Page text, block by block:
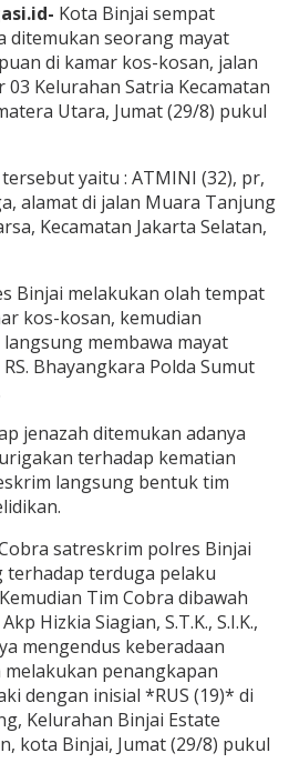
Kota Binjai sempat
ditemukan seorang mayat
di kamar kos-kosan, jalan
Kelurahan Satria Kecamatan
Utara, Jumat (29/8) pukul
yaitu : ATMINI (32), pr,
alamat di jalan Muara Tanjung
Kecamatan Jakarta Selatan,
Binjai melakukan olah tempat
kos-kosan, kemudian
membawa mayat
Bhayangkara Polda Sumut
jenazah ditemukan adanya
terhadap kematian
langsung bentuk tim
satreskrim polres Binjai
terduga pelaku
Tim Cobra dibawah
Hizkia Siagian, S.T.K., S.I.K.,
mengendus keberadaan
penangkapan
dengan inisial *RUS (19)* di
Kelurahan Binjai Estate
kota Binjai, Jumat (29/8) pukul